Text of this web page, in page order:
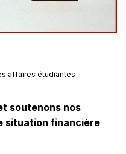
affaires étudiantes
soutenons nos
situation financière